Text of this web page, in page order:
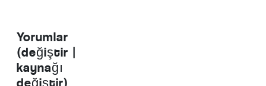
Yorumlar
(değiştir |
kaynağı
değiştir)